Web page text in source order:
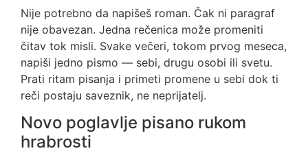
Nije potrebno da napišeš roman. Čak ni paragraf
nije obavezan. Jedna rečenica može promeniti
čitav tok misli. Svake večeri, tokom prvog meseca,
napiši jedno pismo — sebi, drugu osobi ili svetu.
Prati ritam pisanja i primeti promene u sebi dok ti
reči postaju saveznik, ne neprijatelj.
Novo poglavlje pisano rukom
hrabrosti